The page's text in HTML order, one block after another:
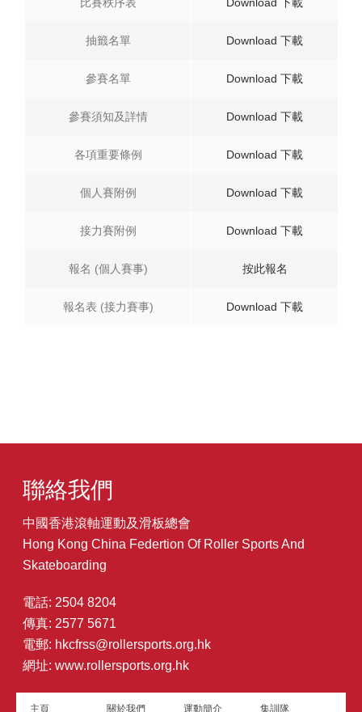
抽籤名單 Download 下載
參賽名單 Download 下載
參賽須知及詳情 Download 下載
各項重要條例 Download 下載
個人賽附例 Download 下載
接力賽附例 Download 下載
報名 (個人賽事) 按此報名
報名表 (接力賽事) Download 下載
聯絡我們
中國香港滾軸運動及滑板總會
Hong Kong China Federtion Of Roller Sports And
Skateboarding
電話: 2504 8204
傳真: 2577 5671
電郵: hkcfrss@rollersports.org.hk
網址:www.rollersports.org.hk
主頁 關於我們 運動簡介 集訓隊